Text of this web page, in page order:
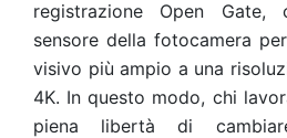
registrazione Open Gate,
sensore della fotocamera
visivo più ampio a una
4K. In questo modo, chi
piena libertà di